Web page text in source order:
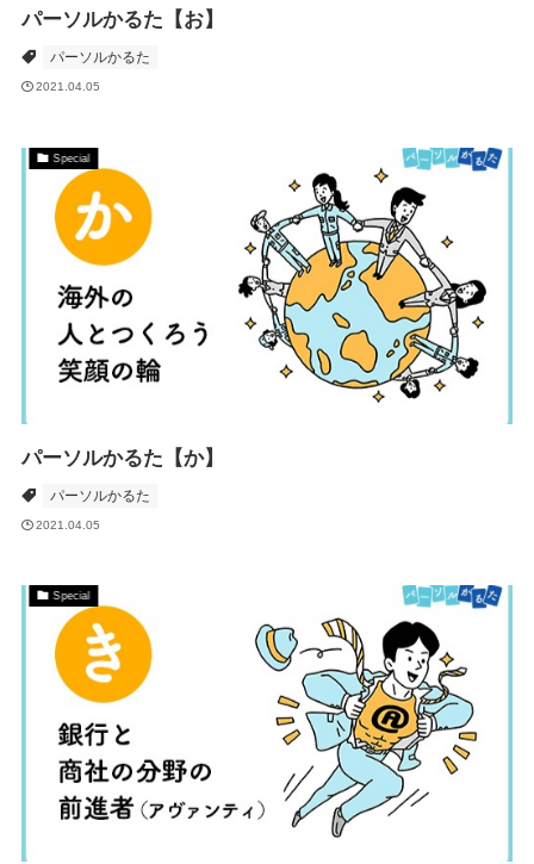
パーソルかるた【お】
パーソルかるた
2021.04.05
Special
パーソルかるた【か】
パーソルかるた
2021.04.05
Special